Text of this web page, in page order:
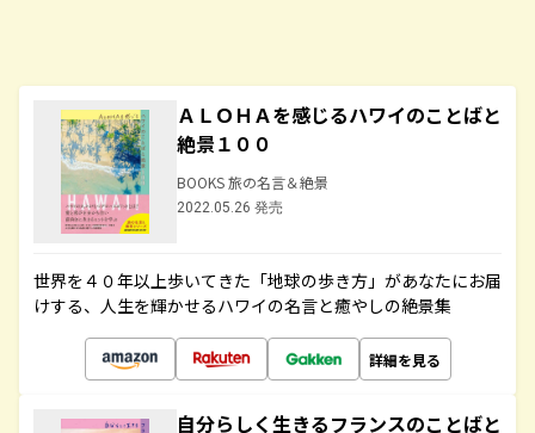
ＡＬＯＨＡを感じるハワイのことばと
絶景１００
BOOKS 旅の名言＆絶景
2022.05.26 発売
世界を４０年以上歩いてきた「地球の歩き方」があなたにお届
けする、人生を輝かせるハワイの名言と癒やしの絶景集
詳細を見る
自分らしく生きるフランスのことばと